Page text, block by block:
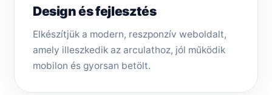
Design és fejlesztés
Elkészítjük a modern, reszponzív weboldalt,
amely illeszkedik az arculathoz, jól működik
mobilon és gyorsan betölt.